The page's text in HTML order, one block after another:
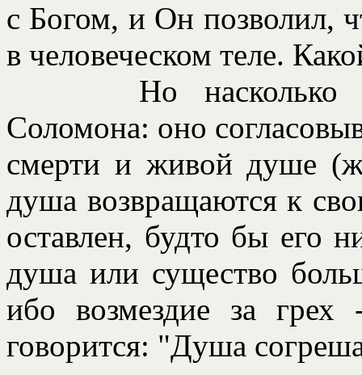
с Богом, и Он позволил,
в человеческом теле.
Но насколько
Соломона: оно
смерти и живой душе
душа возвращаются к
оставлен, будто бы его
душа или существо
ибо возмездие за
говорится: "Душа